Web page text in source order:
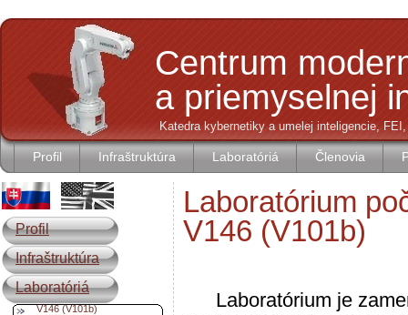
Centrum
a priemyselnej
Katedra kybernetiky a umelej inteligencie,
Profil Infraštruktúra Laboratóriá Členovia
Laboratórium
V146 (V101b)
Laboratórium je
Profil
Infraštruktúra
Laboratóriá
V146 (V101b)